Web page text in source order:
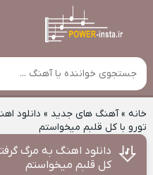
خانه»آهنگ های جدید » دانلود
تورو با کل قلبم میخواستم
دانلود اهنگ به مرگ
کل قلبم میخواستم